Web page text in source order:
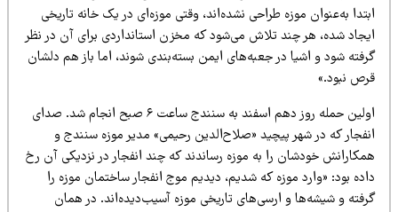
به‌عنوان موزه طراحی نشده‌اند، وقتی موزه‌ای در یک خانه تاریخی
شده، هر چند تلاش می‌شود که مخزن استانداردی برای آن در نظر
شود و اشیا در جعبه‌های ایمن بسته‌بندی شوند، اما باز هم دلشان
نبود.»
اولین حمله روز دهم اسفند به سنندج ساعت ۶ صبح انجام شد. صدای
که در شهر پیچید «صلاح‌الدین رحیمی» مدیر موزه سنندج و
خودشان را به موزه رساندند که چند انفجار در نزدیکی آن رخ
بود: «وارد موزه که شدیم، دیدیم موج انفجار ساختمان موزه را
و شیشه‌ها و ارسی‌های تاریخی موزه آسیب‌دیده‌اند. در همان